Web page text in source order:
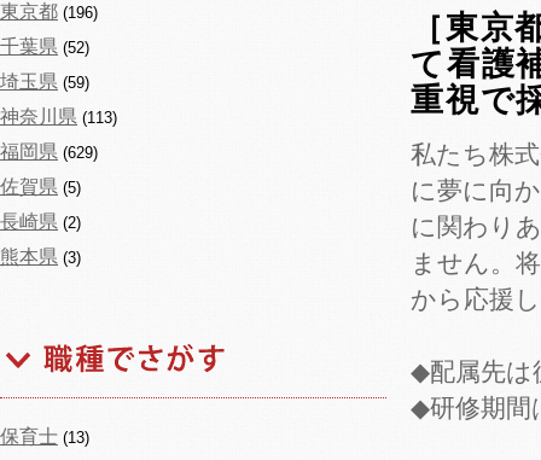
東京都 (196)
千葉県 (52)
埼玉県 (59)
神奈川県 (113)
福岡県 (629)
佐賀県 (5)
長崎県 (2)
熊本県 (3)
保育士 (13)
［東京
て看護
重視で
私たち株
に夢に向
に関わり
ません。
から応援
◆配属先は
◆研修期間